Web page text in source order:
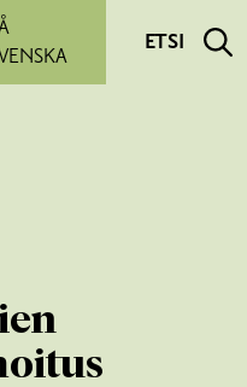
ETSI